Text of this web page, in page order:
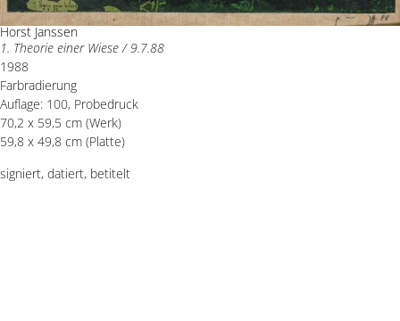
Horst Janssen
1. Theorie einer Wiese / 9.7.88
1988
Farbradierung
Auflage: 100, Probedruck
70,2 x 59,5 cm (Werk)
59,8 x 49,8 cm (Platte)
signiert, datiert, betitelt